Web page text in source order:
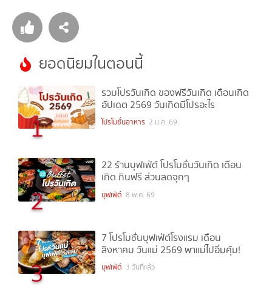
ยอดนิยมในตอนนี้
1
รวมโปรวันเกิด ของฟรีวันเกิด เดือนเกิด
อัปเดต 2569 วันเกิดมีโปรอะไร
โปรโมชั่นอาหาร 2 ม.ค. 69
2
22 ร้านบุฟเฟ่ต์ โปรโมชั่นวันเกิด เดือน
เกิด กินฟรี ส่วนลดจุกๆ
บุฟเฟ่ต์ 8 พ.ค. 69
3
7 โปรโมชั่นบุฟเฟ่ต์โรงแรม เดือน
สิงหาคม วันแม่ 2569 พาแม่ไปอิ่มคุ้ม!
บุฟเฟ่ต์ 3 วันที่แล้ว